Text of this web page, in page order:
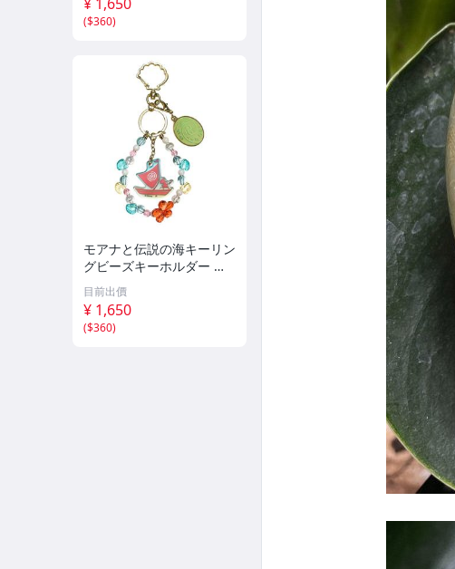
($360)
モアナと伝説の海キーリン
グビーズキーホルダー 実
写ディズニー
目前出價
¥ 1,650
($360)